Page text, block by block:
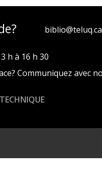
biblio@teluq.ca
h à 16 h 30
Communiquez avec